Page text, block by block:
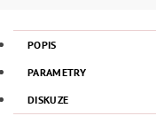
POPIS
PARAMETRY
DISKUZE